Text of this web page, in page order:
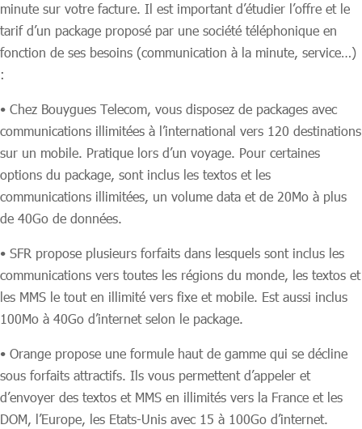
minute sur votre facture. Il est important d’étudier l’offre et le
tarif d’un package proposé par une société téléphonique en
fonction de ses besoins (communication à la minute, service…)
:
• Chez Bouygues Telecom, vous disposez de packages avec
communications illimitées à l’international vers 120 destinations
sur un mobile. Pratique lors d’un voyage. Pour certaines
options du package, sont inclus les textos et les
communications illimitées, un volume data et de 20Mo à plus
de 40Go de données.
• SFR propose plusieurs forfaits dans lesquels sont inclus les
communications vers toutes les régions du monde, les textos et
les MMS le tout en illimité vers fixe et mobile. Est aussi inclus
100Mo à 40Go d’internet selon le package.
• Orange propose une formule haut de gamme qui se décline
sous forfaits attractifs. Ils vous permettent d’appeler et
d’envoyer des textos et MMS en illimités vers la France et les
DOM, l’Europe, les Etats-Unis avec 15 à 100Go d’internet.